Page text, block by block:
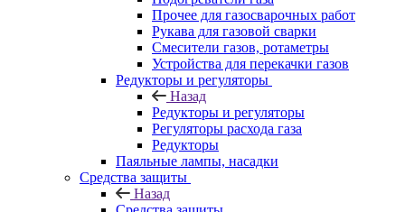
Прочее для газосварочных работ
Рукава для газовой сварки
Смесители газов, ротаметры
Устройства для перекачки газов
Редукторы и регуляторы
Назад
Редукторы и регуляторы
Регуляторы расхода газа
Редукторы
Паяльные лампы, насадки
Средства защиты
Назад